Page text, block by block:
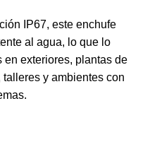
IP67, este enchufe
al agua, lo que lo
exteriores, plantas de
y ambientes con